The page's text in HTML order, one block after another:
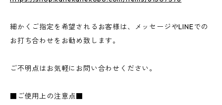
細かくご指定を希望されるお客様は、メッセージやLINEでの
お打ち合わせをお勧め致します。
ご不明点はお気軽にお問い合わせください。
■ご使用上の注意点■